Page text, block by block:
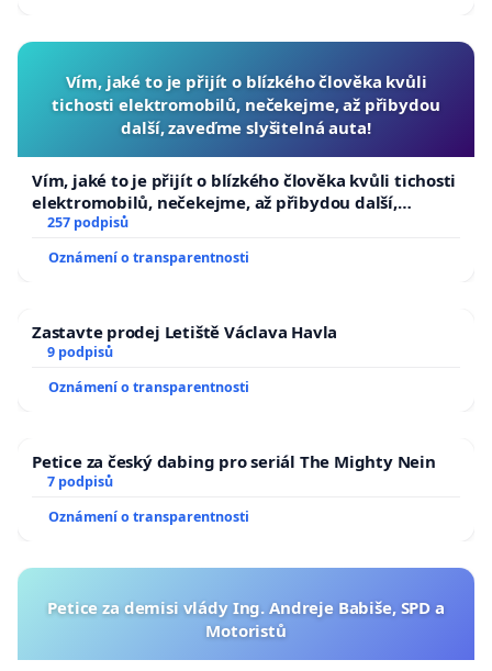
Vím, jaké to je přijít o blízkého člověka kvůli
tichosti elektromobilů, nečekejme, až přibydou
další, zaveďme slyšitelná auta!
Vím, jaké to je přijít o blízkého člověka kvůli tichosti
elektromobilů, nečekejme, až přibydou další,
zaveďme slyšitelná auta!
257 podpisů
Oznámení o transparentnosti
Zastavte prodej Letiště Václava Havla
9 podpisů
Oznámení o transparentnosti
Petice za český dabing pro seriál The Mighty Nein
7 podpisů
Oznámení o transparentnosti
Petice za demisi vlády Ing. Andreje Babiše, SPD a
Motoristů